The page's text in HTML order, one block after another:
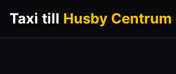
Taxi till Husby Centrum